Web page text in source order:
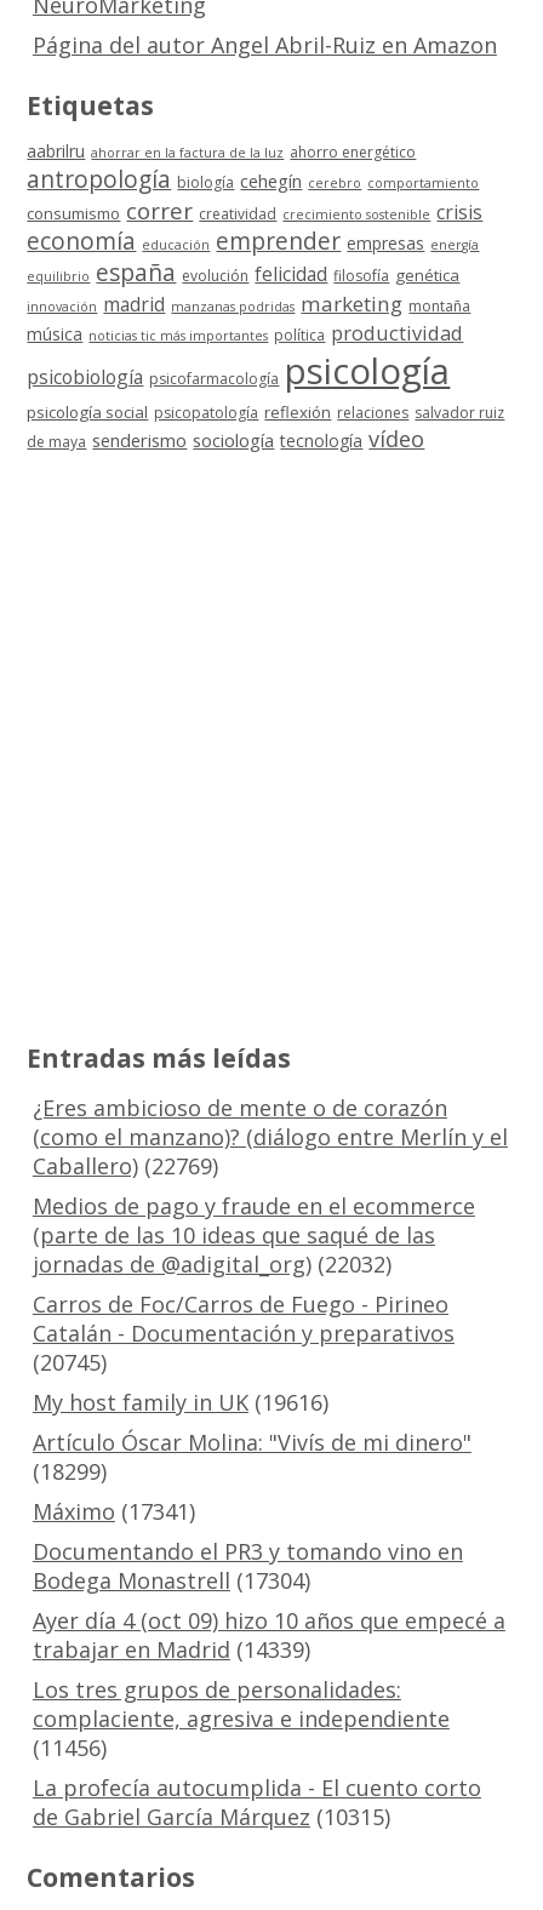
Página del autor Angel Abril-Ruiz en Amazon
Etiquetas
aabrilru ahorrar en la factura de la luz ahorro energético
antropología biología cehegín cerebro comportamiento
consumismo correr creatividad crecimiento sostenible crisis
economía educación emprender empresas energía
equilibrio españa evolución felicidad filosofía genética
innovación madrid manzanas podridas marketing montaña
música noticias tic más importantes política productividad
psicobiología psicofarmacología psicología
psicología social psicopatología reflexión relaciones salvador ruiz
de maya senderismo sociología tecnología vídeo
Entradas más leídas
¿Eres ambicioso de mente o de corazón
(como el manzano)? (diálogo entre Merlín y el
Caballero)(22769)
Medios de pago y fraude en el ecommerce
(parte de las 10 ideas que saqué de las
jornadas de @adigital_org)(22032)
Carros de Foc/Carros de Fuego - Pirineo
Catalán - Documentación y preparativos
(20745)
My host family in UK(19616)
Artículo Óscar Molina: "Vivís de mi dinero"
(18299)
Máximo (17341)
Documentando el PR3 y tomando vino en
Bodega Monastrell (17304)
Ayer día 4 (oct 09) hizo 10 años que empecé a
trabajar en Madrid (14339)
Los tres grupos de personalidades:
complaciente, agresiva e independiente
(11456)
La profecía autocumplida - El cuento corto
de Gabriel García Márquez (10315)
Comentarios